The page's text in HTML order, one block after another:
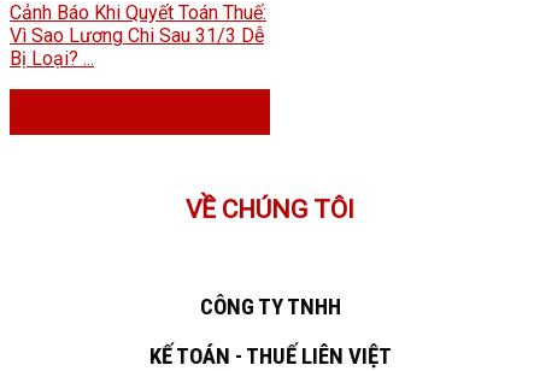
Cảnh Báo Khi Quyết Toán Thuế:
Vì Sao Lương Chi Sau 31/3 Dễ
Bị Loại? ...
VỀ CHÚNG TÔI
CÔNG TY TNHH
KẾ TOÁN - THUẾ LIÊN VIỆT